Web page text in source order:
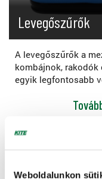
Weboldalunkon
Levegőszűrők
A levegőszűrők a
kombájnok,
egyik legfontosabb